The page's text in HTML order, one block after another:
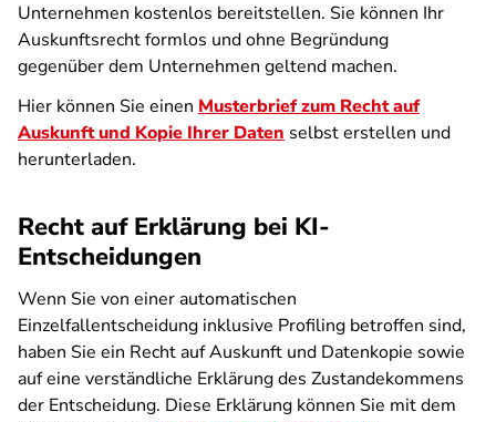
Unternehmen kostenlos bereitstellen. Sie können Ihr
Auskunftsrecht formlos und ohne Begründung
gegenüber dem Unternehmen geltend machen.
Hier können Sie einen Musterbrief zum Recht auf
Auskunft und Kopie Ihrer Daten selbst erstellen und
herunterladen.
Recht auf Erklärung bei KI-
Entscheidungen
Wenn Sie von einer automatischen
Einzelfallentscheidung inklusive Profiling betroffen sind,
haben Sie ein Recht auf Auskunft und Datenkopie sowie
auf eine verständliche Erklärung des Zustandekommens
der Entscheidung. Diese Erklärung können Sie mit dem